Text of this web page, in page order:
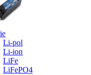
Li-pol
Li-ion
LiFe
LiFePO4